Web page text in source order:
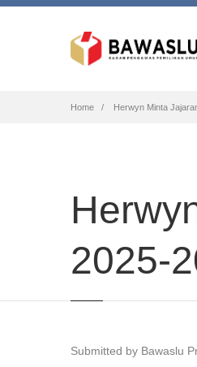
Home Herwyn Minta
2025-
Submitted by Bawaslu